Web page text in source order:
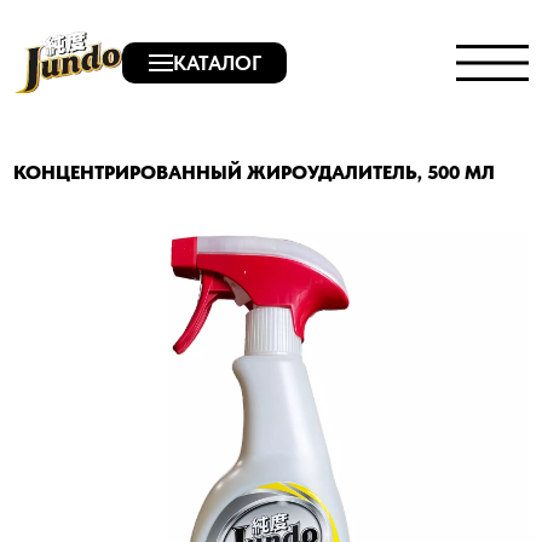
КАТАЛОГ
КОНЦЕНТРИРОВАННЫЙ ЖИРОУДАЛИТЕЛЬ, 500 МЛ